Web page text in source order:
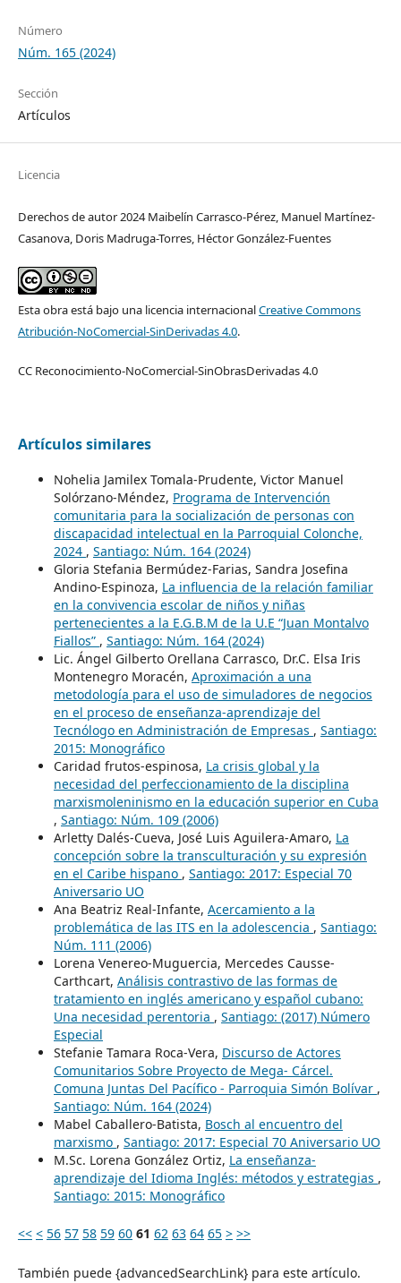
Número
Núm. 165 (2024)
Sección
Artículos
Licencia
Derechos de autor 2024 Maibelín Carrasco-Pérez, Manuel Martínez-
Casanova, Doris Madruga-Torres, Héctor González-Fuentes
Esta obra está bajo una licencia internacionalCreative Commons
Atribución-NoComercial-SinDerivadas 4.0.
CC Reconocimiento-NoComercial-SinObrasDerivadas 4.0
Artículos similares
Nohelia Jamilex Tomala-Prudente, Victor Manuel
Solórzano-Méndez, Programa de Intervención
comunitaria para la socialización de personas con
discapacidad intelectual en la Parroquial Colonche,
2024 , Santiago: Núm. 164 (2024)
Gloria Stefania Bermúdez-Farias, Sandra Josefina
Andino-Espinoza, La influencia de la relación familiar
en la convivencia escolar de niños y niñas
pertenecientes a la E.G.B.M de la U.E “Juan Montalvo
Fiallos” , Santiago: Núm. 164 (2024)
Lic. Ángel Gilberto Orellana Carrasco, Dr.C. Elsa Iris
Montenegro Moracén, Aproximación a una
metodología para el uso de simuladores de negocios
en el proceso de enseñanza-aprendizaje del
Tecnólogo en Administración de Empresas , Santiago:
2015: Monográfico
Caridad frutos-espinosa, La crisis global y la
necesidad del perfeccionamiento de la disciplina
marxismoleninismo en la educación superior en Cuba
, Santiago: Núm. 109 (2006)
Arletty Dalés-Cueva, José Luis Aguilera-Amaro, La
concepción sobre la transculturación y su expresión
en el Caribe hispano , Santiago: 2017: Especial 70
Aniversario UO
Ana Beatriz Real-Infante, Acercamiento a la
problemática de las ITS en la adolescencia , Santiago:
Núm. 111 (2006)
Lorena Venereo-Muguercia, Mercedes Causse-
Carthcart, Análisis contrastivo de las formas de
tratamiento en inglés americano y español cubano:
Una necesidad perentoria , Santiago: (2017) Número
Especial
Stefanie Tamara Roca-Vera, Discurso de Actores
Comunitarios Sobre Proyecto de Mega- Cárcel.
Comuna Juntas Del Pacífico - Parroquia Simón Bolívar ,
Santiago: Núm. 164 (2024)
Mabel Caballero-Batista, Bosch al encuentro del
marxismo , Santiago: 2017: Especial 70 Aniversario UO
M.Sc. Lorena González Ortiz, La enseñanza-
aprendizaje del Idioma Inglés: métodos y estrategias ,
Santiago: 2015: Monográfico
<< < 56 57 58 59 60 61 62 63 64 65 > >>
También puede {advancedSearchLink} para este artículo.